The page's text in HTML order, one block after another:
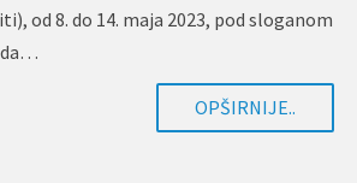
od 8. do 14. maja 2023, pod sloganom
da…
OPŠIRNIJE..